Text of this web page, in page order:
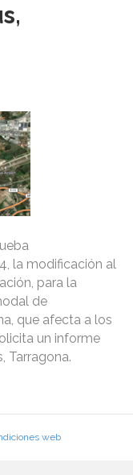
la modificación al
para la
de
que afecta a los
un informe
Tarragona.
web